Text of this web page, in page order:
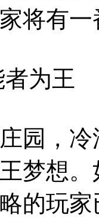
将有
为王
，冷
梦想
的玩